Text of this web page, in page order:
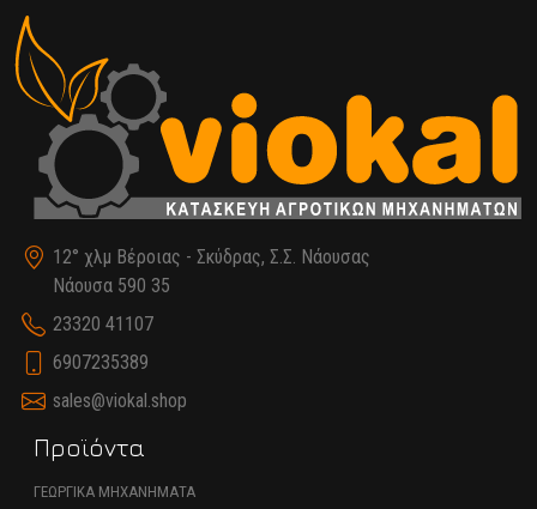
12° χλμ Βέροιας - Σκύδρας, Σ.Σ. Νάουσας
Νάουσα 590 35
23320 41107
6907235389
sales@viokal.shop
Προϊόντα
ΓΕΩΡΓΙΚΑ ΜΗΧΑΝΗΜΑΤΑ